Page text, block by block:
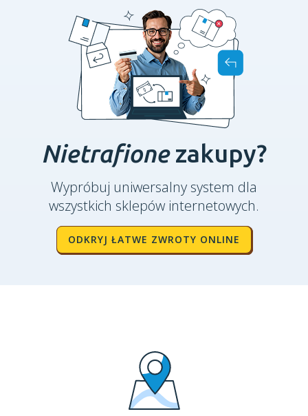
Nietrafionezakupy?
Wypróbuj uniwersalny system dla
wszystkich sklepów internetowych.
ODKRYJ ŁATWE ZWROTY ONLINE